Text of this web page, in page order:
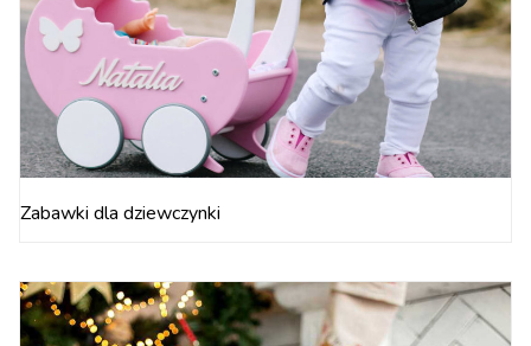
Zabawki dla dziewczynki